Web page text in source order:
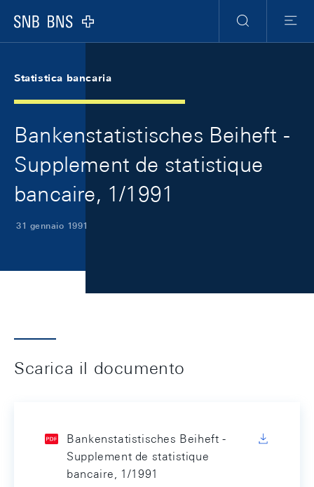
Logo
Ricerca
Menu
Statistica bancaria
Bankenstatistisches Beiheft -
Supplement de statistique
bancaire, 1/1991
31 gennaio 1991
Scarica il documento
Bankenstatistisches Beiheft -
Supplement de statistique
bancaire, 1/1991